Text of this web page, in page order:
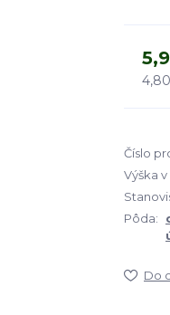
Číslo
Výška
Pôda:
Do